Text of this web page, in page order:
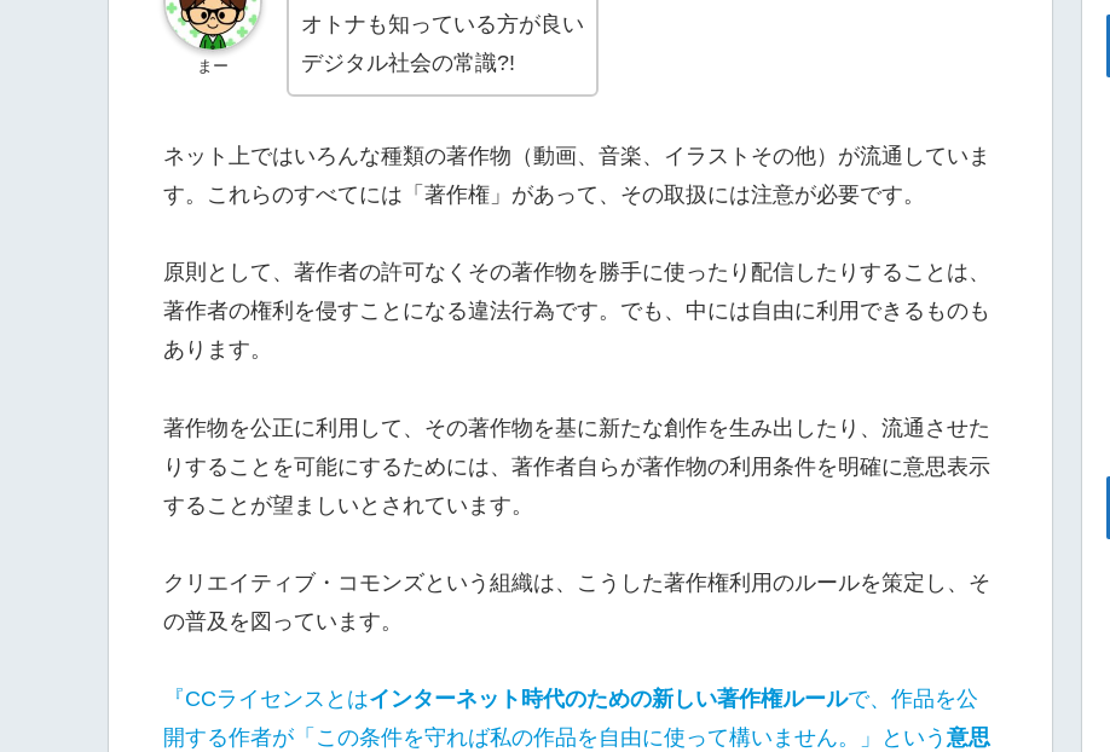
まー
オトナも知っている方が良い
デジタル社会の常識?!
ネット上ではいろんな種類の著作物（動画、音楽、イラストその他）が流通していま
す。これらのすべてには「著作権」があって、その取扱には注意が必要です。
原則として、著作者の許可なくその著作物を勝手に使ったり配信したりすることは、
著作者の権利を侵すことになる違法行為です。でも、中には自由に利用できるものも
あります。
著作物を公正に利用して、その著作物を基に新たな創作を生み出したり、流通させた
りすることを可能にするためには、著作者自らが著作物の利用条件を明確に意思表示
することが望ましいとされています。
クリエイティブ・コモンズという組織は、こうした著作権利用のルールを策定し、そ
の普及を図っています。
『CCライセンスとはインターネット時代のための新しい著作権ルールで、作品を公
開する作者が「この条件を守れば私の作品を自由に使って構いません。」という 意思